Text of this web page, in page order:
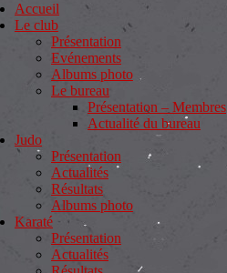
Accueil
Le club
Présentation
Evénements
Albums photo
Le bureau
Présentation – Membres
Actualité du bureau
Judo
Présentation
Actualités
Résultats
Albums photo
Karaté
Présentation
Actualités